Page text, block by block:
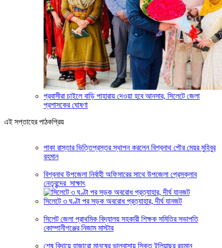
প্রবাসীরা চাইলে বাড়ি পাহারায় দেওয়া হবে আনসার, সিলেটে জেলা
প্রশাসকের ঘোষণা
এই সপ্তাহের পাঠকপ্রিয়
পাকা রাস্তার ভিত্তিপ্রস্তর স্থাপন করলেন বিশ্বনাথ পৌর মেয়র মুহিবুর
রহমান
বিশ্বনাথ উপজেলা নির্বাহী অফিসারের সাথে উপজেলা প্রেসক্লাব
নেতৃবৃন্দের সাক্ষাৎ
সিলেটে ৩ ঘণ্টা পর সড়ক অবরোধ প্রত্যাহার, দীর্ঘ যানজট
সিলেট জেলা প্রাথমিক বিদ্যালয় সহকারী শিক্ষক সমিতির সভাপতি
কোম্পানীগঞ্জের নিজাম মাস্টার
শেষ বিদায়ে হাজারো মানুষের ভালবাসায় সিক্ত ইলিয়াছুর রহমান